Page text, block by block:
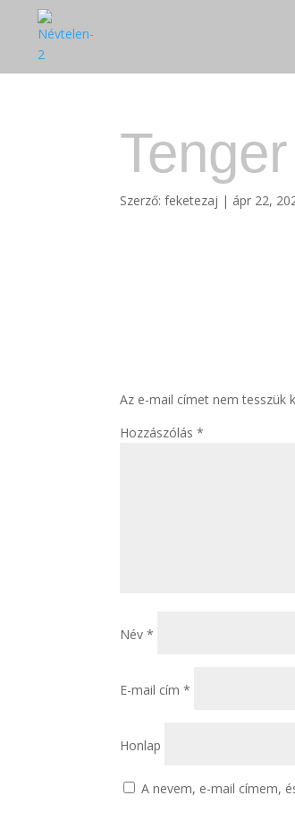
Tenger
Szerző:feketezaj | ápr 22,
Az e-mail címet nem tesszük
Hozzászólás*
Név*
E-mail cím*
Honlap
A nevem, e-mail címem,